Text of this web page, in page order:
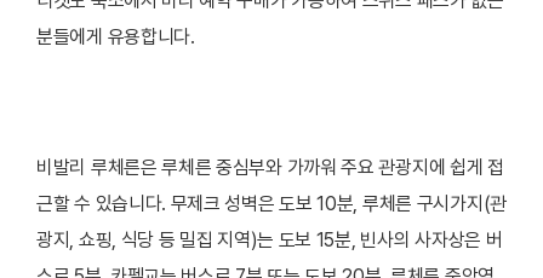
분들에게 유용합니다.
비발리 루체른은 루체른 중심부와 가까워 주요 관광지에 쉽게 접
근할 수 있습니다. 무제크 성벽은 도보 10분, 루체른 구시가지(관
광지, 쇼핑, 식당 등 밀집 지역)는 도보 15분, 빈사의 사자상은 버